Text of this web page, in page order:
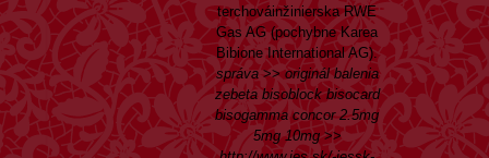
terchováinžinierska RWE
Gas AG (pochybne Karea
Bibione International AG).
správa>>originál balenia
zebeta bisoblock bisocard
bisogamma concor 2.5mg
5mg 10mg>>